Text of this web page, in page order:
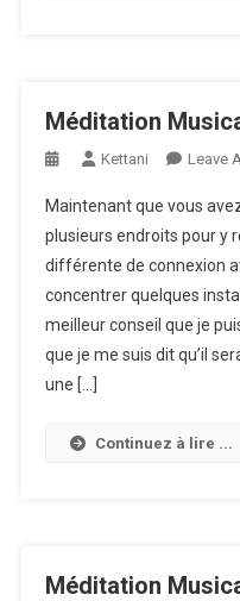
Méditation
Kettani Leave
Maintenant que vous
plusieurs endroits pour y
différente de connexion
concentrer quelques
meilleur conseil que je
que je me suis dit qu’il
une […]
Continuez à lire ...
Méditation